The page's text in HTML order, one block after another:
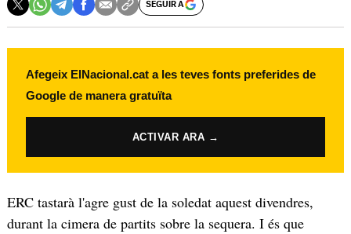
SEGUIR A
Afegeix ElNacional.cat a les teves fonts preferides de
Google de manera gratuïta
ACTIVAR ARA →
ERC tastarà l'agre gust de la soledat aquest divendres,
durant la cimera de partits sobre la sequera. I és que